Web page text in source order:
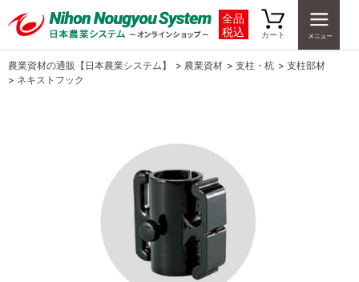
全品
税込
カート
農業資材の通販【日本農業システム】 > 農業資材 > 支柱・杭 > 支柱部材
> ネキストフック